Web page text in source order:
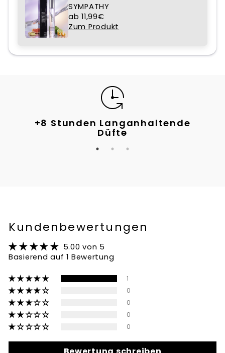
SYMPATHY
ab 11,99€
Zum Produkt
+8 Stunden Langanhaltende
Düfte
Kundenbewertungen
5.00 von 5
Basierend auf 1 Bewertung
1
0
0
0
0